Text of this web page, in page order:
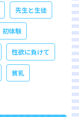
先生と生徒
初体験
性欲に負けて
貧乳